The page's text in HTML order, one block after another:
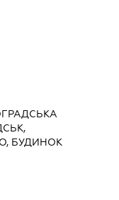
БУДИНОК